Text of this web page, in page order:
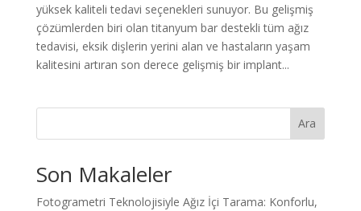
yüksek kaliteli tedavi seçenekleri sunuyor. Bu gelişmiş
çözümlerden biri olan titanyum bar destekli tüm ağız
tedavisi, eksik dişlerin yerini alan ve hastaların yaşam
kalitesini artıran son derece gelişmiş bir implant...
Ara
Son Makaleler
Fotogrametri Teknolojisiyle Ağız İçi Tarama: Konforlu,